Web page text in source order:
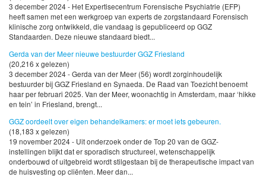
3 december 2024 - Het Expertisecentrum Forensische Psychiatrie (EFP)
heeft samen met een werkgroep van experts de zorgstandaard Forensisch
klinische zorg ontwikkeld, die vandaag is gepubliceerd op GGZ
Standaarden. Deze nieuwe standaard biedt...
Gerda van der Meer nieuwe bestuurder GGZ Friesland
(20,216 x gelezen)
3 december 2024 - Gerda van der Meer (56) wordt zorginhoudelijk
bestuurder bij GGZ Friesland en Synaeda. De Raad van Toezicht benoemt
haar per februari 2025. Van der Meer, woonachtig in Amsterdam, maar ‘hikke
en tein’ in Friesland, brengt...
GGZ oordeelt over eigen behandelkamers: er moet iets gebeuren.
(18,183 x gelezen)
19 november 2024 - Uit onderzoek onder de Top 20 van de GGZ-
instellingen blijkt dat er sporadisch structureel, wetenschappelijk
onderbouwd of uitgebreid wordt stilgestaan bij de therapeutische impact van
de huisvesting op cliënten. Meer dan...